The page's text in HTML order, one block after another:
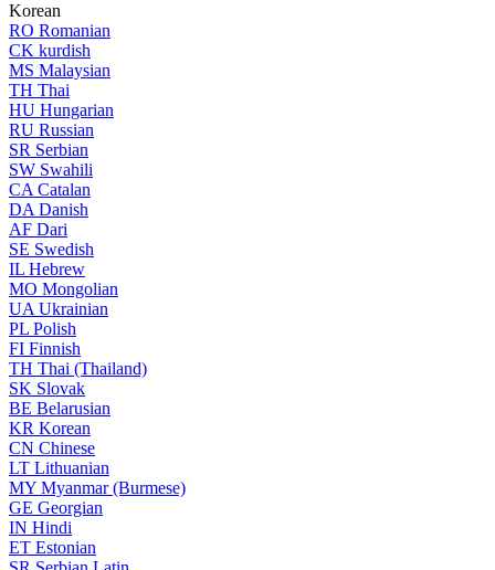
Korean
RO Romanian
CK kurdish
MS Malaysian
TH Thai
HU Hungarian
RU Russian
SR Serbian
SW Swahili
CA Catalan
DA Danish
AF Dari
SE Swedish
IL Hebrew
MO Mongolian
UA Ukrainian
PL Polish
FI Finnish
TH Thai (Thailand)
SK Slovak
BE Belarusian
KR Korean
CN Chinese
LT Lithuanian
MY Myanmar (Burmese)
GE Georgian
IN Hindi
ET Estonian